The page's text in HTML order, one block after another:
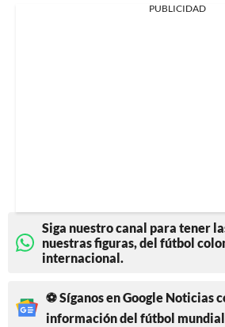
PUBLICIDAD
Siga nuestro canal para tener
nuestras figuras, del fútbol
internacional.
⚽ Síganos en Google Noticias
información del fútbol mundial